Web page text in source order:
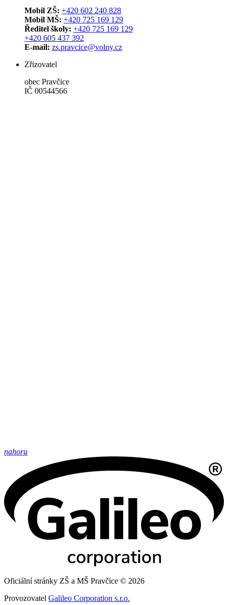
Mobil ZŠ: +420 602 240 828
Mobil MŠ: +420 725 169 129
Ředitel školy: +420 725 169 129
+420 605 437 392
E-mail: zs.pravcice@volny.cz
Zřizovatel
obec Pravčice
IČ 00544566
nahoru
Oficiální stránky ZŠ a MŠ Pravčice © 2026
Provozovatel Galileo Corporation s.r.o.